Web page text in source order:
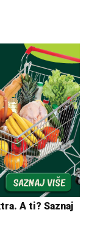
A ti? Saznaj